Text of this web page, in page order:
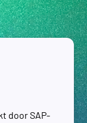
door SAP-